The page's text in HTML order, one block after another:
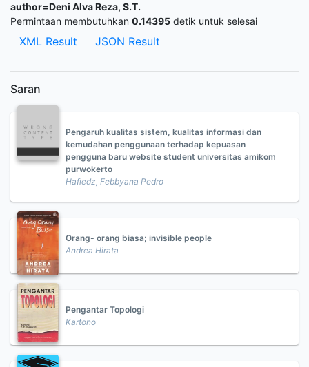
author=Deni Alva Reza, S.T.
Permintaan membutuhkan 0.14395 detik untuk selesai
XML Result JSON Result
Saran
Pengaruh kualitas sistem, kualitas informasi dan
kemudahan penggunaan terhadap kepuasan
pengguna baru website student universitas amikom
purwokerto
Hafiedz, Febbyana Pedro
Orang- orang biasa; invisible people
Andrea Hirata
Pengantar Topologi
Kartono